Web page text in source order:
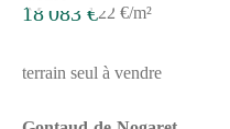
18 083 €22 €/m²
terrain seul à vendre